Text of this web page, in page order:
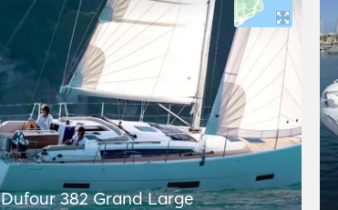
Dufour 382 Grand Large